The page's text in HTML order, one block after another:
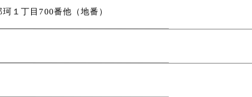
１丁目700番他（地番）